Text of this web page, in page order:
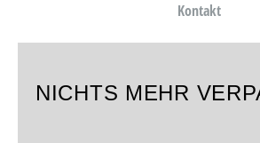
Kontakt
NICHTS MEHR